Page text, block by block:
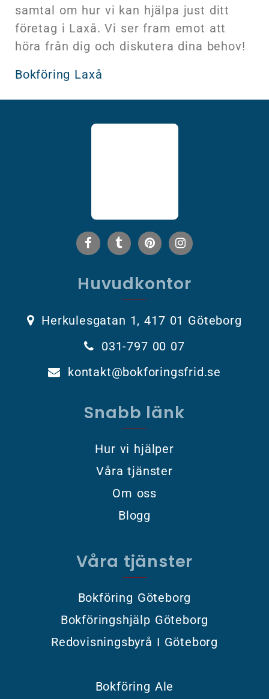
samtal om hur vi kan hjälpa just ditt
företag i Laxå. Vi ser fram emot att
höra från dig och diskutera dina behov!
Bokföring Laxå
Huvudkontor
Herkulesgatan 1, 417 01 Göteborg
031-797 00 07
kontakt@bokforingsfrid.se
Snabb länk
Hur vi hjälper
Våra tjänster
Om oss
Blogg
Våra tjänster
Bokföring Göteborg
Bokföringshjälp Göteborg
Redovisningsbyrå I Göteborg
Bokföring Ale